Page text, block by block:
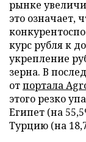
рынке
это означает,
курс рубля к
укрепление
зерна. В
отпортала
этого резко
Египет (на
Турцию (на